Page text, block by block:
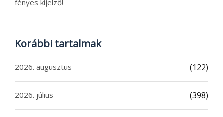
fényes kijelző!
Korábbi tartalmak
2026. augusztus (122)
2026. július (398)